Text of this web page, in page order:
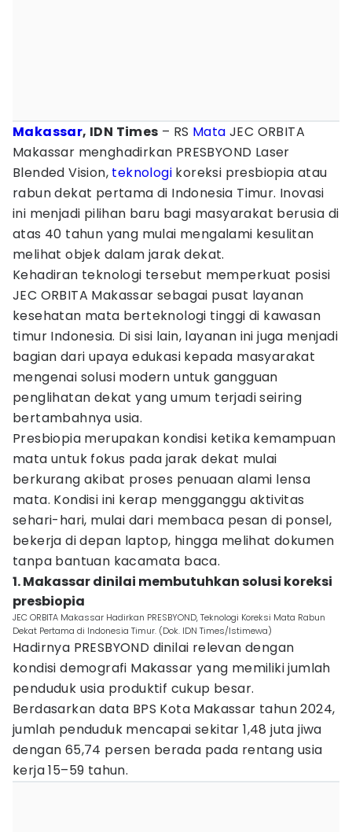
Makassar, IDN Times – RS Mata JEC ORBITA
Makassar menghadirkan PRESBYOND Laser
Blended Vision, teknologi koreksi presbiopia atau
rabun dekat pertama di Indonesia Timur. Inovasi
ini menjadi pilihan baru bagi masyarakat berusia di
atas 40 tahun yang mulai mengalami kesulitan
melihat objek dalam jarak dekat.
Kehadiran teknologi tersebut memperkuat posisi
JEC ORBITA Makassar sebagai pusat layanan
kesehatan mata berteknologi tinggi di kawasan
timur Indonesia. Di sisi lain, layanan ini juga menjadi
bagian dari upaya edukasi kepada masyarakat
mengenai solusi modern untuk gangguan
penglihatan dekat yang umum terjadi seiring
bertambahnya usia.
Presbiopia merupakan kondisi ketika kemampuan
mata untuk fokus pada jarak dekat mulai
berkurang akibat proses penuaan alami lensa
mata. Kondisi ini kerap mengganggu aktivitas
sehari-hari, mulai dari membaca pesan di ponsel,
bekerja di depan laptop, hingga melihat dokumen
tanpa bantuan kacamata baca.
1. Makassar dinilai membutuhkan solusi koreksi
presbiopia
JEC ORBITA Makassar Hadirkan PRESBYOND, Teknologi Koreksi Mata Rabun
Dekat Pertama di Indonesia Timur. (Dok. IDN Times/Istimewa)
Hadirnya PRESBYOND dinilai relevan dengan
kondisi demografi Makassar yang memiliki jumlah
penduduk usia produktif cukup besar.
Berdasarkan data BPS Kota Makassar tahun 2024,
jumlah penduduk mencapai sekitar 1,48 juta jiwa
dengan 65,74 persen berada pada rentang usia
kerja 15–59 tahun.